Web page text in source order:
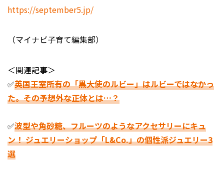
https://september5.jp/
（マイナビ子育て編集部）
＜関連記事＞
✅英国王室所有の「黒大使のルビー」はルビーではなかっ
た。その予想外な正体とは…？
✅波型や角砂糖、フルーツのようなアクセサリーにキュ
ン！ ジュエリーショップ「L&Co.」の個性派ジュエリー3
選